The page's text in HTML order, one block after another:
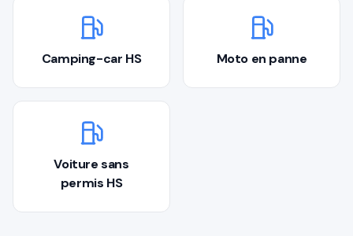
Camping-car HS Moto en panne
Voiture sans
permis HS